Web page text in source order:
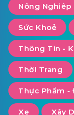
Nông Nghiêp
Sức Khoẻ
Thông Tin -
Thời Trang
Thực Phẩm -
Xe Xây